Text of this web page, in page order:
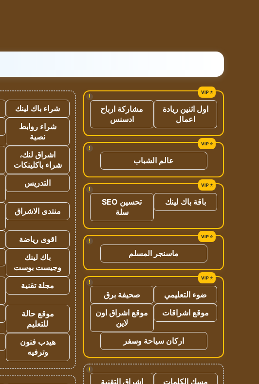
!
اول اثنين ريادة
اعمال
مشاركة ارباح
ادسنس
!
عالم الشباب
!
باقة باك لينك
تحسين SEO
سلة
!
ماسنجر المسلم
!
ضوء التعليمي
صحيفة برق
موقع اشراقات
موقع اشراق اون
لاين
اركان سياحة وسفر
!
مسك الكلمات
اشراق التقنية
شراء باك لينك
شراء روابط
نصية
اشراق لنك،
شراء باكلينكات
التدريس
منتدى الاشراق
اقوى رياضة
باك لينك
وجيست بوست
مجلة تقنية
موقع حالة
للتعليم
هيدب فنون
وترفيه